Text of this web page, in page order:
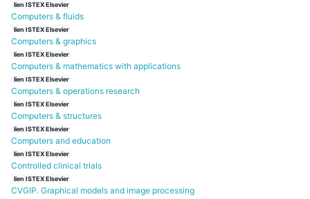
lien ISTEX Elsevier
Computers & fluids
lien ISTEX Elsevier
Computers & graphics
lien ISTEX Elsevier
Computers & mathematics with applications
lien ISTEX Elsevier
Computers & operations research
lien ISTEX Elsevier
Computers & structures
lien ISTEX Elsevier
Computers and education
lien ISTEX Elsevier
Controlled clinical trials
lien ISTEX Elsevier
CVGIP. Graphical models and image processing